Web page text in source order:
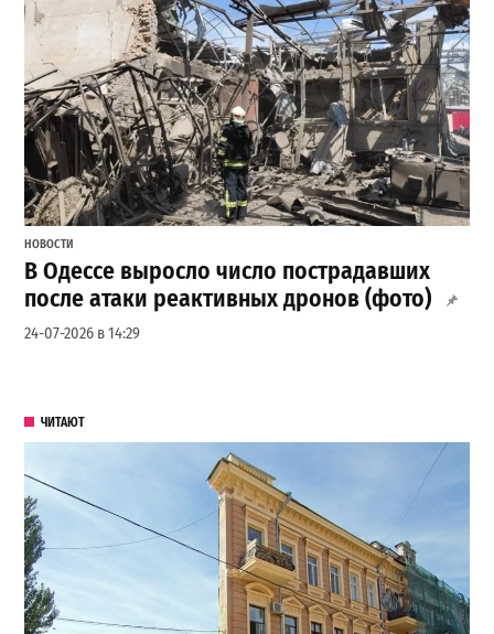
НОВОСТИ
В Одессе выросло число пострадавших
после атаки реактивных дронов (фото)
24-07-2026 в 14:29
ЧИТАЮТ